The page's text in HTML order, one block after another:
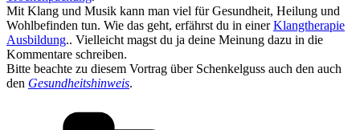
Mit Klang und Musik kann man viel für Gesundheit, Heilung und
Wohlbefinden tun. Wie das geht, erfährst du in einerKlangtherapie
Ausbildung.. Vielleicht magst du ja deine Meinung dazu in die
Kommentare schreiben.
Bitte beachte zu diesem Vortrag über Schenkelguss auch den auch
den Gesundheitshinweis.